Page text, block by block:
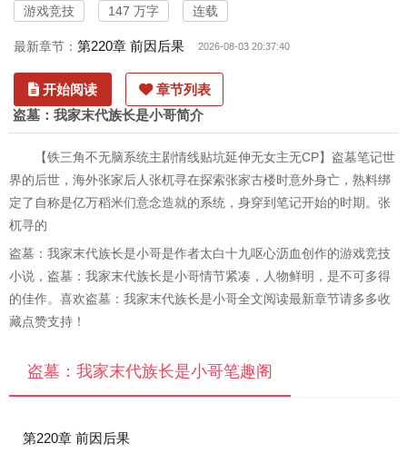
游戏竞技 147 万字 连载
最新章节： 第220章 前因后果 2026-08-03 20:37:40
开始阅读 章节列表
盗墓：我家末代族长是小哥简介
【铁三角不无脑系统主剧情线贴坑延伸无女主无CP】盗墓笔记世
界的后世，海外张家后人张杌寻在探索张家古楼时意外身亡，熟料绑
定了自称是亿万稻米们意念造就的系统，身穿到笔记开始的时期。张
杌寻的
盗墓：我家末代族长是小哥是作者太白十九呕心沥血创作的游戏竞技
小说，盗墓：我家末代族长是小哥情节紧凑，人物鲜明，是不可多得
的佳作。喜欢盗墓：我家末代族长是小哥全文阅读最新章节请多多收
藏点赞支持！
盗墓：我家末代族长是小哥笔趣阁
第220章 前因后果